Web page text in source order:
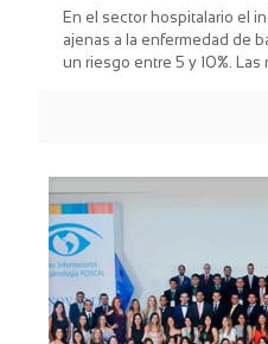
En el sector hospitalario el
ajenas a la enfermedad de
un riesgo entre 5 y 10%. Las